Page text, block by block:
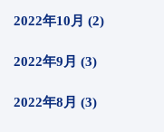
2022年10月 (2)
2022年9月 (3)
2022年8月 (3)